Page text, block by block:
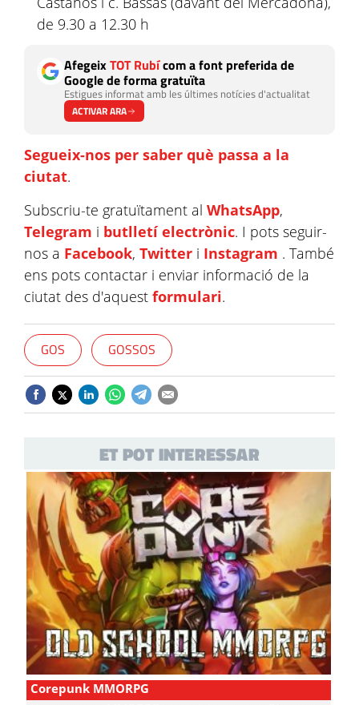
de 9.30 a 12.30 h
AfegeixTOT Rubícom a font preferida de
Google de forma gratuïta
Estigues informat amb les últimes notícies d'actualitat
ACTIVAR ARA
Segueix-nos per saber què passa a la
ciutat.
Subscriu-te gratuïtament al WhatsApp,
Telegram i butlletí electrònic. I pots seguir-
nos a Facebook, Twitter i Instagram . També
ens pots contactar i enviar informació de la
ciutat des d'aquest formulari.
GOS GOSSOS
ET POT INTERESSAR
Corepunk MMORPG